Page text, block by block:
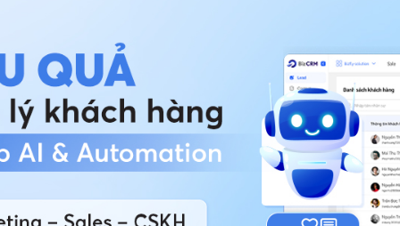
việc thông qua tính năng đánh giá khách
tập trung vào khách hàng giá trị cao và tối ưu
cơ sở dữ liệu chung, giúp tiếp thị, bán hàng và
này nâng cao hiệu quả quy trình bán hàng.